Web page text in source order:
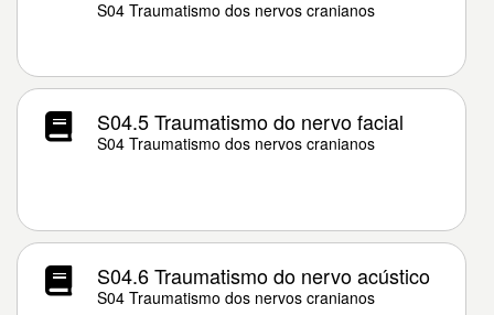
S04 Traumatismo dos nervos cranianos
S04.5 Traumatismo do nervo facial
S04 Traumatismo dos nervos cranianos
S04.6 Traumatismo do nervo acústico
S04 Traumatismo dos nervos cranianos